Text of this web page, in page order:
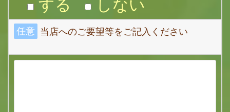
する しない
任意 当店へのご要望等をご記入ください